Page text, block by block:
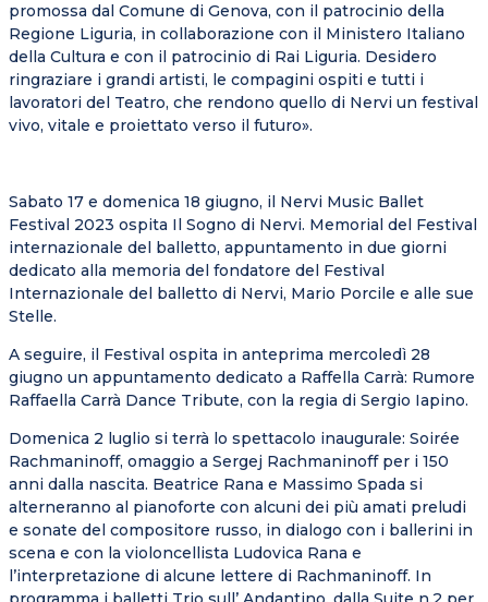
promossa dal Comune di Genova, con il patrocinio della
Regione Liguria, in collaborazione con il Ministero Italiano
della Cultura e con il patrocinio di Rai Liguria. Desidero
ringraziare i grandi artisti, le compagini ospiti e tutti i
lavoratori del Teatro, che rendono quello di Nervi un festival
vivo, vitale e proiettato verso il futuro».
Sabato 17 e domenica 18 giugno, il Nervi Music Ballet
Festival 2023 ospita Il Sogno di Nervi. Memorial del Festival
internazionale del balletto, appuntamento in due giorni
dedicato alla memoria del fondatore del Festival
Internazionale del balletto di Nervi, Mario Porcile e alle sue
Stelle.
A seguire, il Festival ospita in anteprima mercoledì 28
giugno un appuntamento dedicato a Raffella Carrà: Rumore
Raffaella Carrà Dance Tribute, con la regia di Sergio Iapino.
Domenica 2 luglio si terrà lo spettacolo inaugurale: Soirée
Rachmaninoff, omaggio a Sergej Rachmaninoff per i 150
anni dalla nascita. Beatrice Rana e Massimo Spada si
alterneranno al pianoforte con alcuni dei più amati preludi
e sonate del compositore russo, in dialogo con i ballerini in
scena e con la violoncellista Ludovica Rana e
l’interpretazione di alcune lettere di Rachmaninoff. In